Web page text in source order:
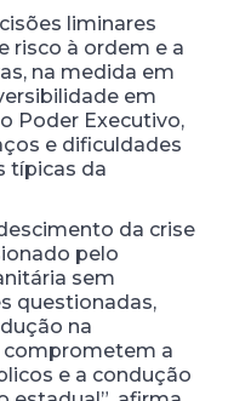
liminares
risco à ordem e a
na medida em
em
Poder Executivo,
e dificuldades
típicas da
da crise
pelo
sem
questionadas,
na
comprometem a
e a condução